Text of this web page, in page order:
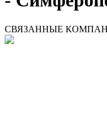
СВЯЗАННЫЕ